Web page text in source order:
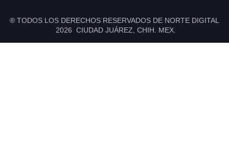
® TODOS LOS DERECHOS RESERVADOS DE NORTE DIGITAL
2026 CIUDAD JUÁREZ, CHIH. MEX.